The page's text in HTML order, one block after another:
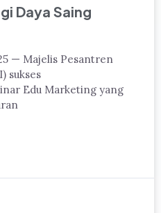
Daya Saing
— Majelis Pesantren
sukses
Edu Marketing yang